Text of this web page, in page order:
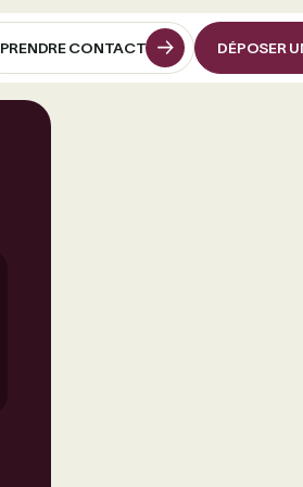
PRENDRE CONTACT
DÉPOSER